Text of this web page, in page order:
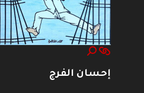
إحسان الفرج